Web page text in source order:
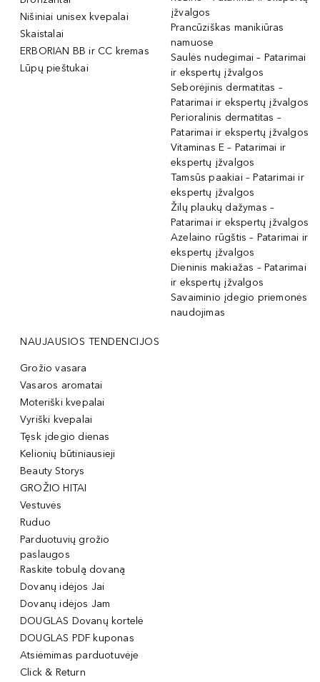
Nišiniai unisex kvepalai
Skaistalai
ERBORIAN BB ir CC kremas
Lūpų pieštukai
įžvalgos
Prancūziškas manikiūras
namuose
Saulės nudegimai – Patarimai
ir ekspertų įžvalgos
Seborėjinis dermatitas –
Patarimai ir ekspertų įžvalgos
Perioralinis dermatitas –
Patarimai ir ekspertų įžvalgos
Vitaminas E – Patarimai ir
ekspertų įžvalgos
Tamsūs paakiai – Patarimai ir
ekspertų įžvalgos
Žilų plaukų dažymas –
Patarimai ir ekspertų įžvalgos
Azelaino rūgštis – Patarimai ir
ekspertų įžvalgos
Dieninis makiažas – Patarimai
ir ekspertų įžvalgos
Savaiminio įdegio priemonės
naudojimas
NAUJAUSIOS TENDENCIJOS
Grožio vasara
Vasaros aromatai
Moteriški kvepalai
Vyriški kvepalai
Tęsk įdegio dienas
Kelionių būtiniausieji
Beauty Storys
GROŽIO HITAI
Vestuvės
Ruduo
Parduotuvių grožio
paslaugos
Raskite tobulą dovaną
Dovanų idėjos Jai
Dovanų idėjos Jam
DOUGLAS Dovanų kortelė
DOUGLAS PDF kuponas
Atsiėmimas parduotuvėje
Click & Return